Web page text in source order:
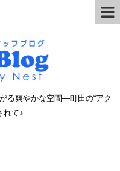
る爽やかな空間―町田の“アク
れて♪